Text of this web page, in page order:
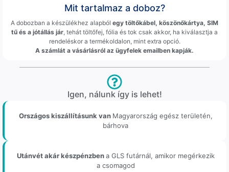
Mit tartalmaz a doboz?
A dobozban a készülékhez alapból egy töltőkábel, köszönőkártya, SIM
tű és a jótállás jár, tehát töltőfej, fólia és tok csak akkor, ha kiválasztja a
rendeléskor a termékoldalon, mint extra opció.
A számlát a vásárlásról az ügyfelek emailben kapják.
Igen, nálunk így is lehet!
Országos kiszállításunk van Magyarország egész területén,
bárhova
Utánvét akár készpénzbena GLS futárnál, amikor megérkezik
a csomagod